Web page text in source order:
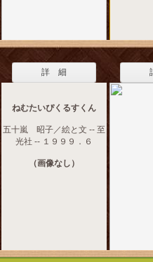
詳 細
ねむたいぴくるすくん
五十嵐 昭子／絵と文 -- 至
光社 -- １９９９．６
（画像なし）